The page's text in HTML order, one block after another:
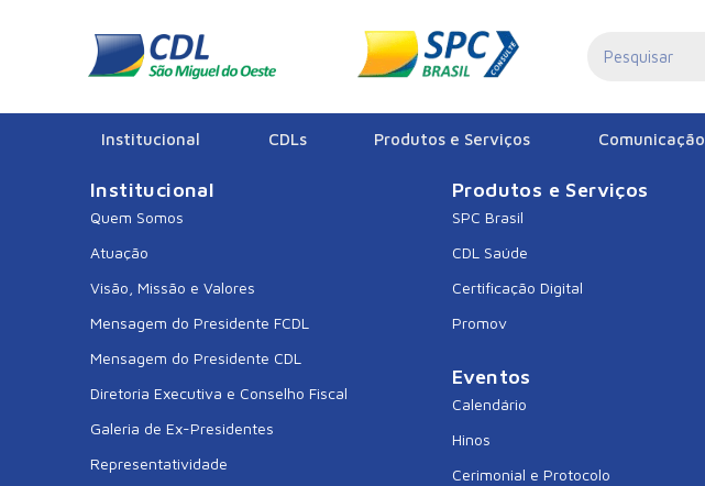
Institucional CDLs Produtos e Serviços Comunicação
CDL ATALANTA
Institucional
Quem Somos
Atuação
Visão, Missão e Valores
Mensagem do Presidente FCDL
Mensagem do Presidente CDL
Diretoria Executiva e Conselho Fiscal
Galeria de Ex-Presidentes
Representatividade
Produtos e Serviços
SPC Brasil
CDL Saúde
Certificação Digital
Promov
Eventos
Calendário
Hinos
Cerimonial e Protocolo